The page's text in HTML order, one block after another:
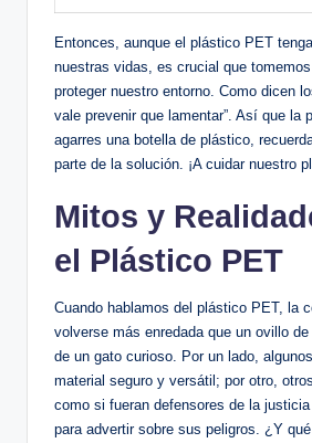
Entonces, aunque el plástico PET
nuestras ‍vidas, es crucial que
proteger nuestro entorno. Como dicen
vale prevenir que lamentar”. Así que la
agarres una ‌botella de⁤ plástico,⁤
parte de la‍ solución. ¡A cuidar nuestro
Mitos y
el Plástico PET
Cuando hablamos del plástico PET, la⁣
volverse‍ más‍ enredada que un ovillo
de un ⁣gato curioso. Por un lado,
material ⁢seguro⁢ y versátil; por otro,
como si fueran​ defensores de la
para advertir sobre sus peligros. ¿Y